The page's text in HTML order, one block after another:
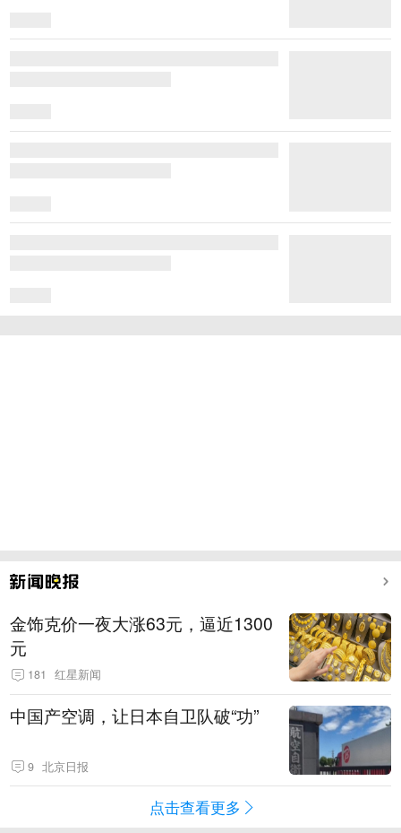
金饰克价一夜大涨63元，逼近1300
元
181 红星新闻
中国产空调，让日本自卫队破“功”
9 北京日报
点击查看更多